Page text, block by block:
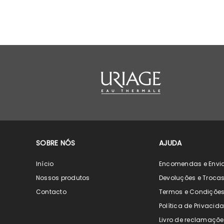
SOBRE NÓS
Início
Nossos produtos
Contacto
AJUDA
Encomendas e
Devoluções e Trocas
Termos e Condições
Política de
Livro de